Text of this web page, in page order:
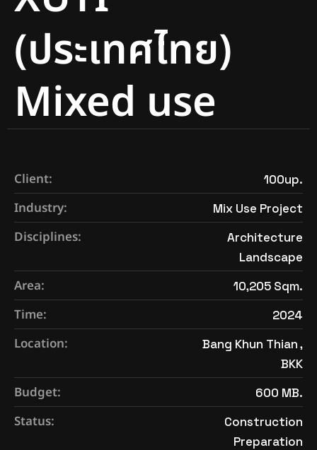
(ประเทศไทย)
Mixed use
Client: 100up.
Industry: Mix Use Project
Disciplines:
Architecture
Landscape
Area: 10,205 Sqm.
Time: 2024
Location:
Bang Khun Thian ,
BKK
Budget: 600 MB.
Status:
Construction
Preparation